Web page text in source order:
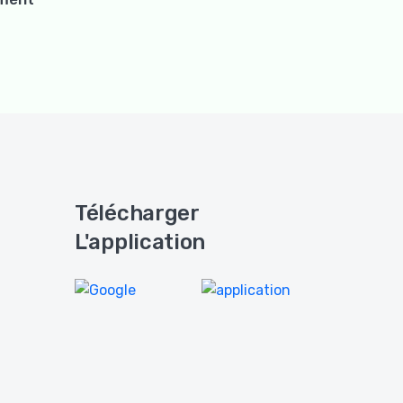
Télécharger
L'application